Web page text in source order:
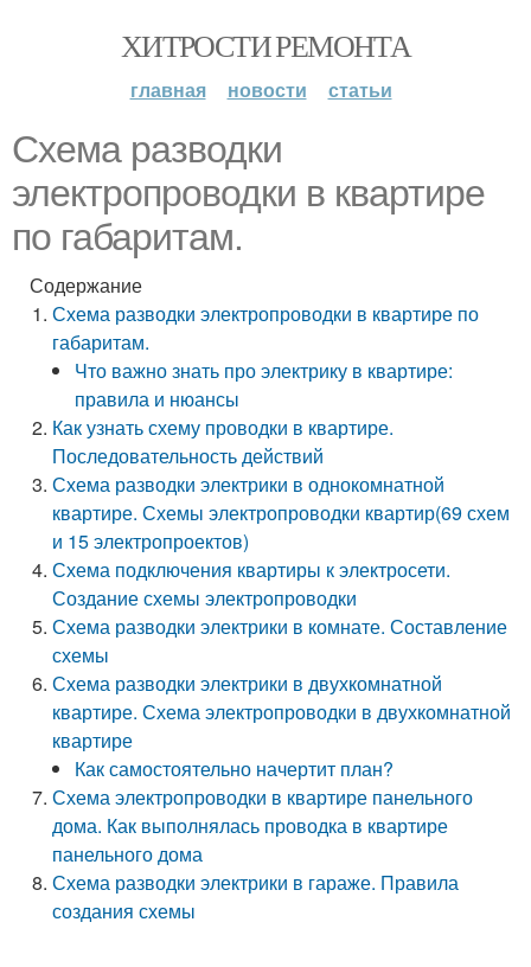
ХИТРОСТИ РЕМОНТА
главная новости статьи
Схема разводки
электропроводки в квартире
по габаритам.
Содержание
Схема разводки электропроводки в квартире по
габаритам.
Что важно знать про электрику в квартире:
правила и нюансы
Как узнать схему проводки в квартире.
Последовательность действий
Схема разводки электрики в однокомнатной
квартире. Схемы электропроводки квартир(69 схем
и 15 электропроектов)
Схема подключения квартиры к электросети.
Создание схемы электропроводки
Схема разводки электрики в комнате. Составление
схемы
Схема разводки электрики в двухкомнатной
квартире. Схема электропроводки в двухкомнатной
квартире
Как самостоятельно начертит план?
Схема электропроводки в квартире панельного
дома. Как выполнялась проводка в квартире
панельного дома
Схема разводки электрики в гараже. Правила
создания схемы